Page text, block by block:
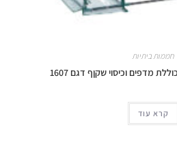
חממות ביתיות
קרא עוד